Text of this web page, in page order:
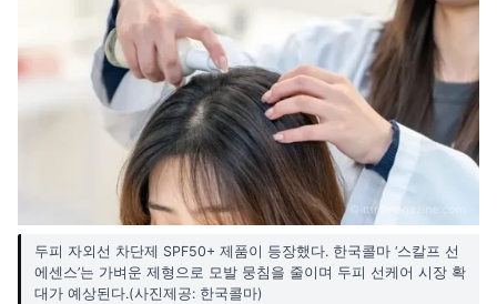
두피 자외선 차단제 SPF50+ 제품이 등장했다. 한국콜마 ‘스칼프 선
에센스’는 가벼운 제형으로 모발 뭉침을 줄이며 두피 선케어 시장 확
대가 예상된다.(사진제공: 한국콜마)